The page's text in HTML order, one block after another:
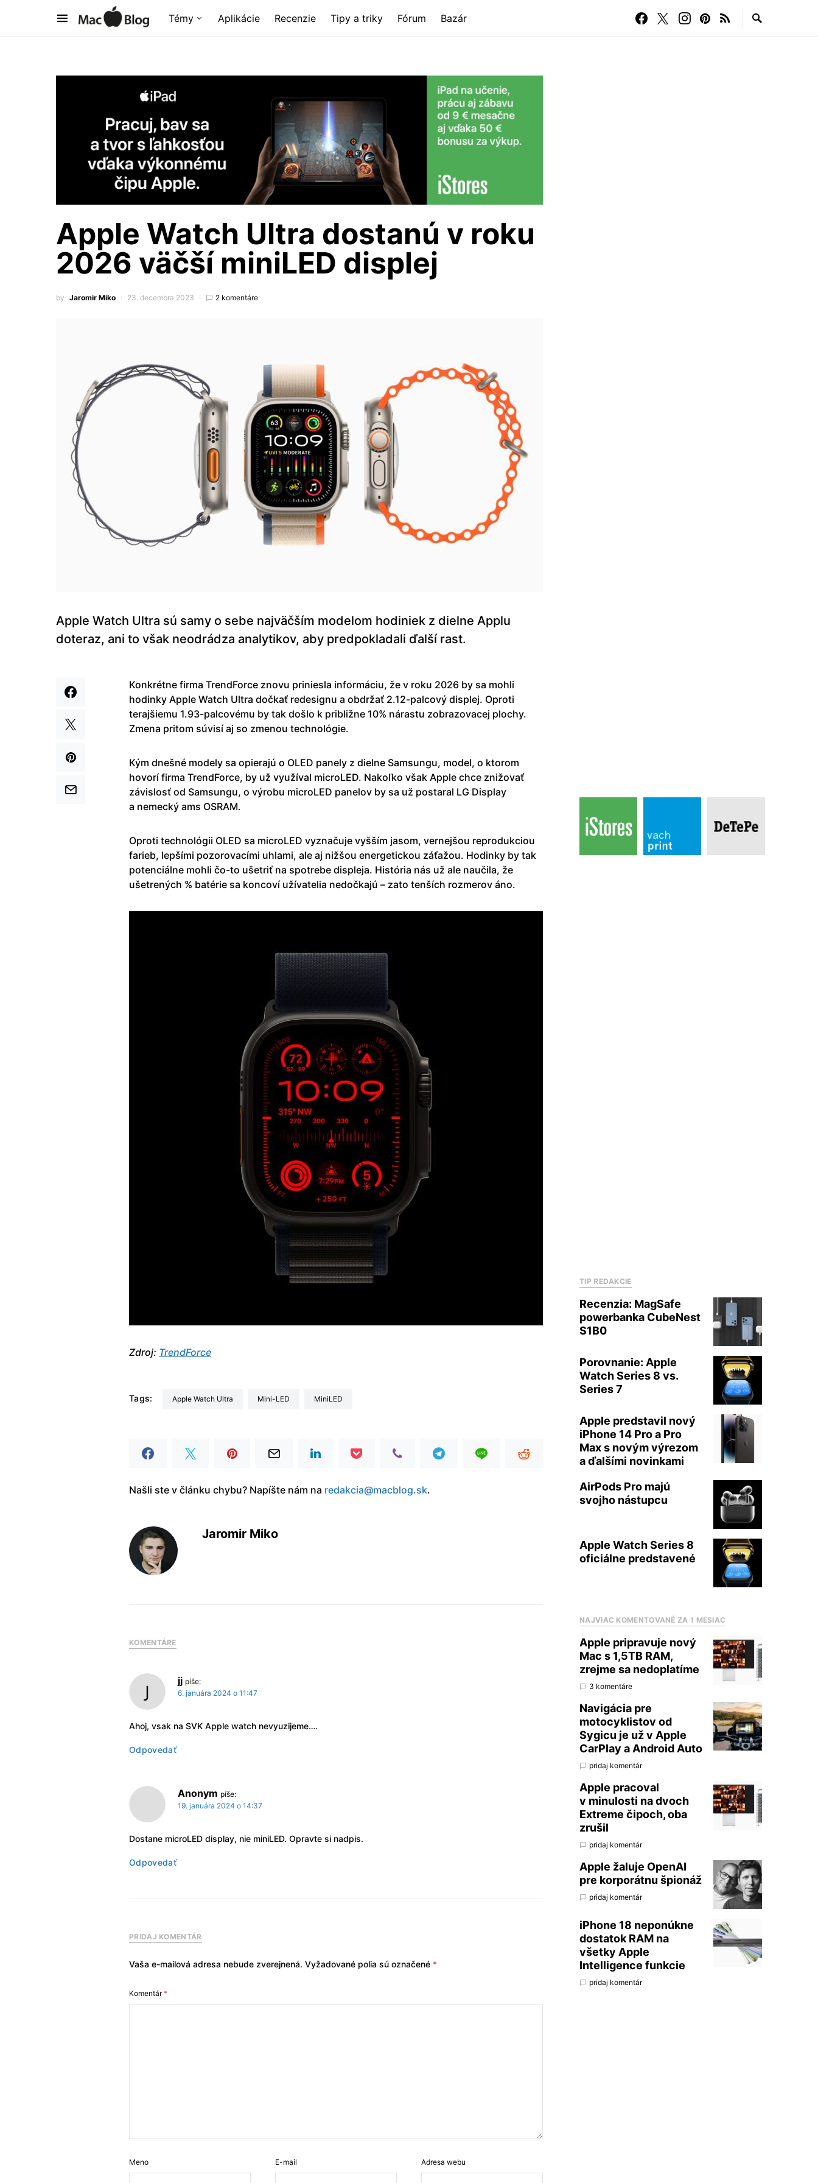
Témy Aplikácie Recenzie Tipy a triky Fórum Bazár
Apple Watch Ultra dostanú v roku
2026 väčší miniLED displej
by Jaromir Miko 23. decembra 2023 2 komentáre
Apple Watch Ultra sú samy o sebe najväčším modelom hodiniek z dielne Applu
doteraz, ani to však neodrádza analytikov, aby predpokladali ďalší rast.
Konkrétne firma TrendForce znovu priniesla informáciu, že v roku 2026 by sa mohli
hodinky Apple Watch Ultra dočkať redesignu a obdržať 2.12-palcový displej. Oproti
terajšiemu 1.93-palcovému by tak došlo k približne 10% nárastu zobrazovacej plochy.
Zmena pritom súvisí aj so zmenou technológie.
Kým dnešné modely sa opierajú o OLED panely z dielne Samsungu, model, o ktorom
hovorí firma TrendForce, by už využíval microLED. Nakoľko však Apple chce znižovať
závislosť od Samsungu, o výrobu microLED panelov by sa už postaral LG Display
a nemecký ams OSRAM.
Oproti technológii OLED sa microLED vyznačuje vyšším jasom, vernejšou reprodukciou
farieb, lepšími pozorovacími uhlami, ale aj nižšou energetickou záťažou. Hodinky by tak
potenciálne mohli čo-to ušetriť na spotrebe displeja. História nás už ale naučila, že
ušetrených % batérie sa koncoví užívatelia nedočkajú – zato tenších rozmerov áno.
Zdroj: TrendForce
Tags: Apple Watch Ultra mini-LED miniLED
Našli ste v článku chybu? Napíšte nám na redakcia@macblog.sk.
Jaromir Miko
KOMENTÁRE
jj píše:
6. januára 2024 o 11:47
Ahoj, vsak na SVK Apple watch nevyuzijeme….
Odpovedať
Anonym píše:
19. januára 2024 o 14:37
Dostane microLED display, nie miniLED. Opravte si nadpis.
Odpovedať
PRIDAJ KOMENTÁR
Vaša e-mailová adresa nebude zverejnená. Vyžadované polia sú označené *
Komentár*
Meno E-mail Adresa webu
TIP REDAKCIE
Recenzia: MagSafe
powerbanka CubeNest
S1B0
Porovnanie: Apple
Watch Series 8 vs.
Series 7
Apple predstavil nový
iPhone 14 Pro a Pro
Max s novým výrezom
a ďalšími novinkami
AirPods Pro majú
svojho nástupcu
Apple Watch Series 8
oficiálne predstavené
NAJVIAC KOMENTOVANÉ ZA 1 MESIAC
Apple pripravuje nový
Mac s 1,5TB RAM,
zrejme sa nedoplatíme
3 komentáre
Navigácia pre
motocyklistov od
Sygicu je už v Apple
CarPlay a Android Auto
pridaj komentár
Apple pracoval
v minulosti na dvoch
Extreme čipoch, oba
zrušil
pridaj komentár
Apple žaluje OpenAI
pre korporátnu špionáž
pridaj komentár
iPhone 18 neponúkne
dostatok RAM na
všetky Apple
Intelligence funkcie
pridaj komentár